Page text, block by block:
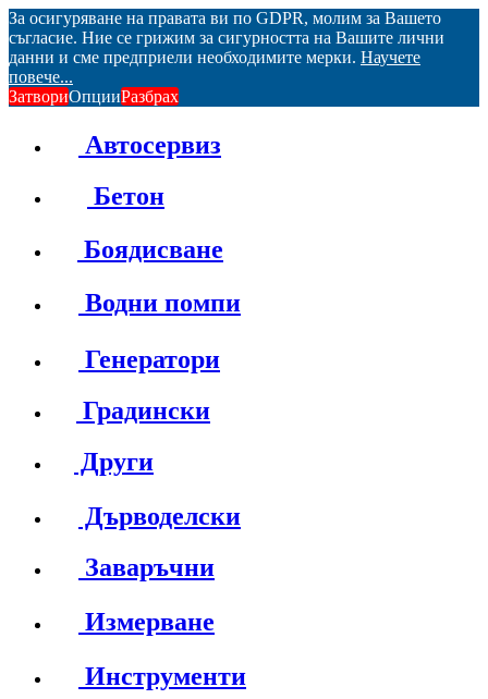
За осигуряване на правата ви по GDPR, молим за Вашето
съгласие. Ние се грижим за сигурността на Вашите лични
данни и сме предприели необходимите мерки. Научете
повече...
ЗатвориОпцииРазбрах
Автосервиз
Бетон
Боядисване
Водни помпи
Генератори
Градински
Други
Дърводелски
Заваръчни
Измерване
Инструменти